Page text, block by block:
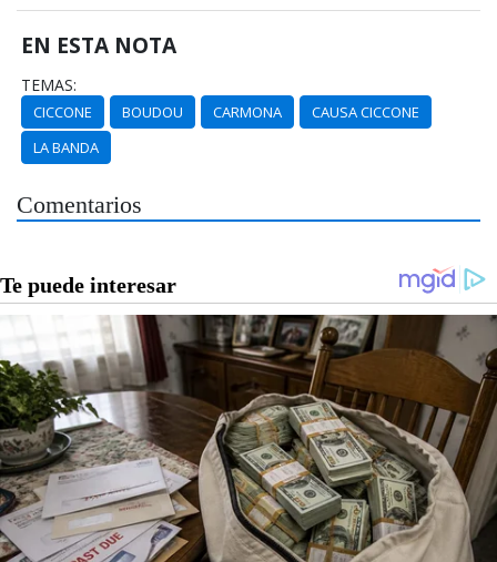
EN ESTA NOTA
TEMAS:
CICCONE BOUDOU CARMONA
CAUSA CICCONE
LA BANDA
Comentarios